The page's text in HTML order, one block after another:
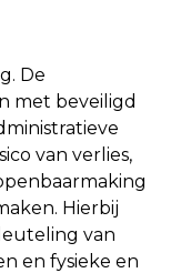
De
met beveiligd
van verlies,
Hierbij
van
en fysieke en